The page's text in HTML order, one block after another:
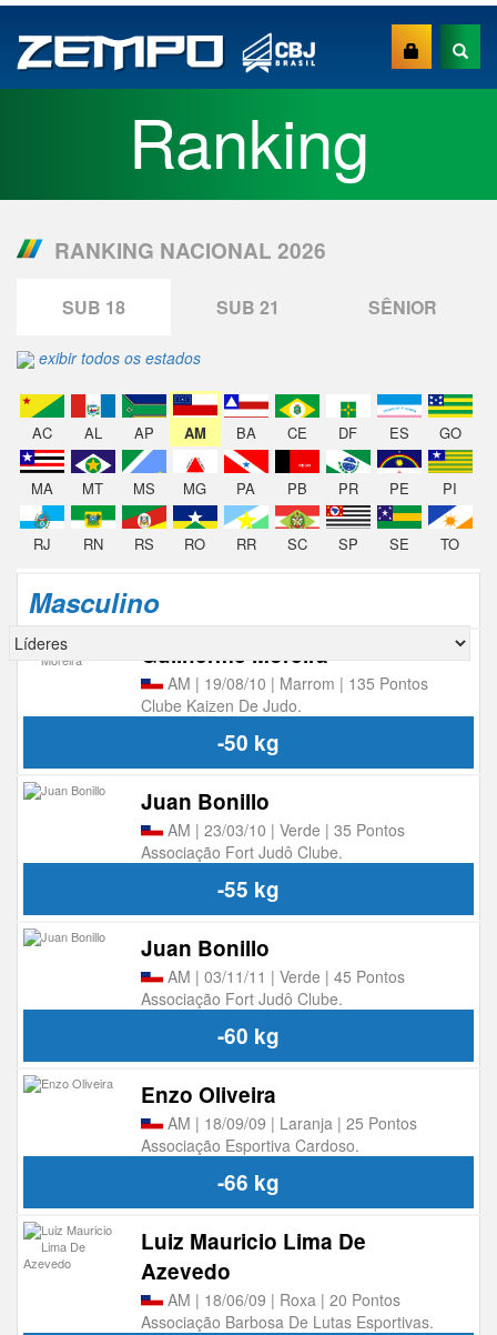
Ranking
RANKING NACIONAL 2026
SUB 18 SUB 21 SÊNIOR
exibir todos os estados
AC AL AP AM BA CE DF ES GO
MA MT MS MG PA PB PR PE PI
RJ RN RS RO RR SC SP SE TO
Masculino
Guilherme Moreira
AM | 19/08/10 | Marrom | 135 Pontos
Clube Kaizen De Judo.
-50 kg
Juan Bonillo
AM | 23/03/10 | Verde | 35 Pontos
Associação Fort Judô Clube.
-55 kg
Juan Bonillo
AM | 03/11/11 | Verde | 45 Pontos
Associação Fort Judô Clube.
-60 kg
Enzo Oliveira
AM | 18/09/09 | Laranja | 25 Pontos
Associação Esportiva Cardoso.
-66 kg
Luiz Mauricio Lima De
Azevedo
AM | 18/06/09 | Roxa | 20 Pontos
Associação Barbosa De Lutas Esportivas.